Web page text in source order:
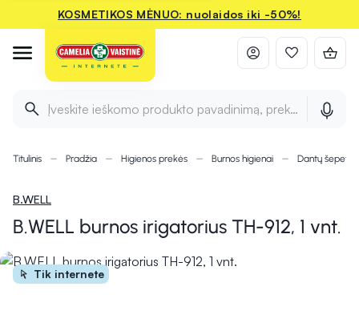
KOSMETIKOS MĖNUO: nuolaidos iki -50%!
Įveskite ieškomo produkto pavadinimą, prekės ženklą ir
Titulinis Pradžia Higienos prekės Burnos higienai Dantų
B.WELL
B.WELL burnos irigatorius TH-912, 1 vnt.
Tik internete